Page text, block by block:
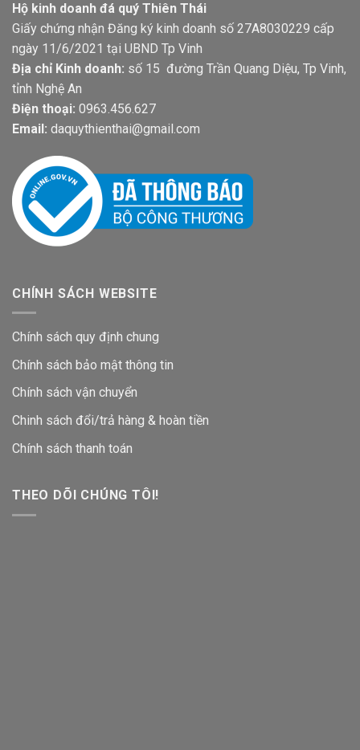
Hộ kinh doanh đá quý Thiên Thái
Giấy chứng nhận Đăng ký kinh doanh số 27A8030229 cấp
ngày 11/6/2021 tại UBND Tp Vinh
Địa chỉ Kinh doanh: số 15 đường Trần Quang Diệu, Tp Vinh,
tỉnh Nghệ An
Điện thoại: 0963.456.627
Email: daquythienthai@gmail.com
CHÍNH SÁCH WEBSITE
Chính sách quy định chung
Chính sách bảo mật thông tin
Chính sách vận chuyển
Chinh sách đổi/trả hàng & hoàn tiền
Chính sách thanh toán
THEO DÕI CHÚNG TÔI!